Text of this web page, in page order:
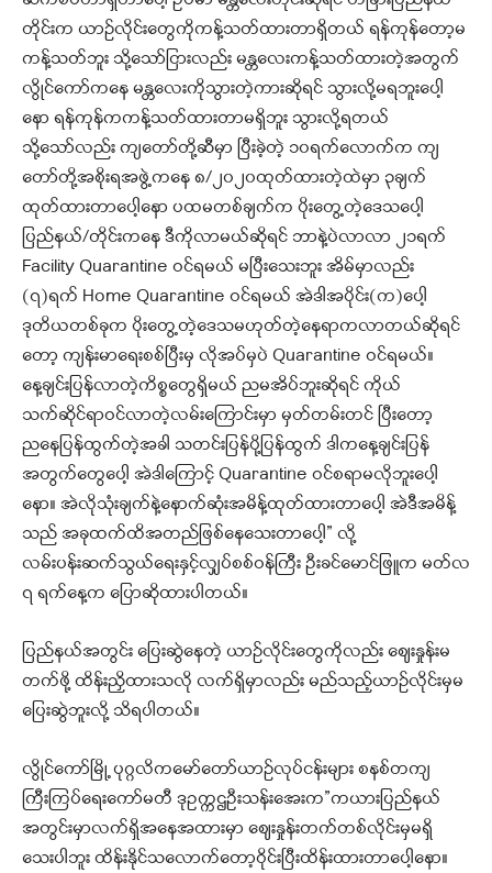
တိုင်းက ယာဉ်လိုင်းတွေကိုကန့်သတ်ထားတာရှိတယ် ရန်ကုန်တော့မ
ကန့်သတ်ဘူး သို့သော်ငြားလည်း မန္တလေးကန့်သတ်ထားတဲ့အတွက်
လွိုင်ကော်ကနေ မန္တလေးကိုသွားတဲ့ကားဆိုရင် သွားလို့မရဘူးပေါ့
နော ရန်ကုန်ကကန့်သတ်ထားတာမရှိဘူး သွားလို့ရတယ်
သို့သော်လည်း ကျတော်တို့ဆီမှာ ပြီးခဲ့တဲ့ ၁၀ရက်လောက်က ကျ
တော်တို့အစိုးရအဖွဲ့ကနေ ၈/၂၀၂၀ထုတ်ထားတဲ့ထဲမှာ ၃ချက်
ထုတ်ထားတာပေါ့နော ပထမတစ်ချက်က ပိုးတွေ့တဲ့ဒေသပေါ့
ပြည်နယ်/တိုင်းကနေ ဒီကိုလာမယ်ဆိုရင် ဘာနဲ့ပဲလာလာ ၂၁ရက်
Facility Quarantine ဝင်ရမယ် မပြီးသေးဘူး အိမ်မှာလည်း
(၇)ရက် Home Quarantine ဝင်ရမယ် အဲဒါအပိုင်း(က)ပေါ့
ဒုတိယတစ်ခုက ပိုးတွေ့တဲ့ဒေသမဟုတ်တဲ့နေရာကလာတယ်ဆိုရင်
တော့ ကျန်းမာရေးစစ်ပြီးမှ လိုအပ်မှပဲ Quarantine ဝင်ရမယ်။
နေ့ချင်းပြန်လာတဲ့ကိစ္စတွေရှိမယ် ညမအိပ်ဘူးဆိုရင် ကိုယ်
သက်ဆိုင်ရာဝင်လာတဲ့လမ်းကြောင်းမှာ မှတ်တမ်းတင် ပြီးတော့
ညနေပြန်ထွက်တဲ့အခါ သတင်းပြန်ပို့ပြန်ထွက် ဒါကနေ့ချင်းပြန်
အတွက်တွေပေါ့ အဲဒါကြောင့် Quarantine ဝင်စရာမလိုဘူးပေါ့
နော။ အဲလိုသုံးချက်နဲ့နောက်ဆုံးအမိန့်ထုတ်ထားတာပေါ့ အဲဒီအမိန့်
သည် အခုထက်ထိအတည်ဖြစ်နေသေးတာပေါ့” လို့
လမ်းပန်းဆက်သွယ်ရေးနှင့်လျှပ်စစ်ဝန်ကြီး ဦးခင်မောင်ဖြူက မတ်လ
၇ ရက်နေ့က ပြောဆိုထားပါတယ်။
ပြည်နယ်အတွင်း ပြေးဆွဲနေတဲ့ ယာဉ်လိုင်းတွေကိုလည်း ဈေးနှုန်းမ
တက်ဖို့ ထိန်းညှိထားသလို လက်ရှိမှာလည်း မည်သည့်ယာဉ်လိုင်းမှမ
ပြေးဆွဲဘူးလို့ သိရပါတယ်။
လွိုင်ကော်မြို့ ပုဂ္ဂလိကမော်တော်ယာဉ်လုပ်ငန်းများ စနစ်တကျ
ကြီးကြပ်ရေးကော်မတီ ဒုဥက္ကဌဦးသန်းအေးက”ကယားပြည်နယ်
အတွင်းမှာလက်ရှိအနေအထားမှာ ဈေးနှုန်းတက်တစ်လိုင်းမှမရှိ
သေးပါဘူး ထိန်းနိုင်သလောက်တော့ဝိုင်းပြီးထိန်းထားတာပေါ့နော။